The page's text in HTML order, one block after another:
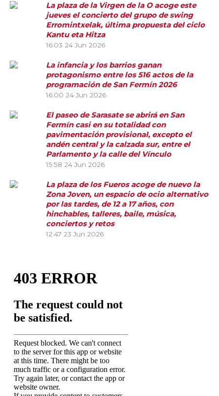
La plaza de la Virgen de la O acoge este
jueves el concierto del grupo de swing
Erromintxelak, última propuesta del ciclo
Kantu eta Hitza
16:03 24 Jun 2026
La infancia y los barrios ganan
protagonismo entre los 516 actos de la
programación de San Fermín 2026
16:00 24 Jun 2026
El paseo de Sarasate se abrirá en San
Fermín casi en su totalidad con
pavimentación provisional, excepto el
andén central y la calzada sur, entre el
Parlamento y la calle del Vínculo
15:58 24 Jun 2026
La plaza de los Fueros acoge de nuevo la
Zona Joven, un espacio de ocio alternativo
por las tardes, de 12 a 17 años, con
hinchables, talleres, baile, música,
conciertos y retos
12:47 23 Jun 2026